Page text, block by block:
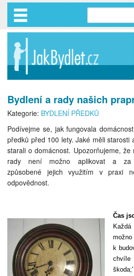
Bydlení a rady našich
Kategorie: BYDLENÍ PŘEDKŮ
Podívejme se, jak fungovala
předků před 100 lety. Jaké měli starosti
starali o domácnost. Upozorňujeme, že
rady není možno aplikovat a za
způsobené jejich využitím v praxi
odpovědnost.
Čas
k
chvíIe